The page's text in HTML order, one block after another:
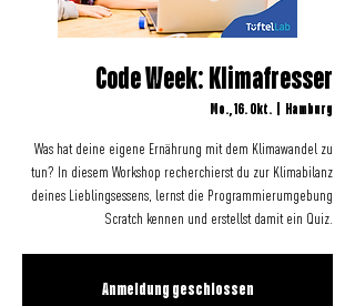
Code Week: Klimafresser
Mo., 16. Okt. Hamburg
Was hat deine eigene Ernährung mit dem Klimawandel zu
tun? In diesem Workshop recherchierst du zur Klimabilanz
deines Lieblingsessens, lernst die Programmierumgebung
Scratch kennen und erstellst damit ein Quiz.
Anmeldung geschlossen